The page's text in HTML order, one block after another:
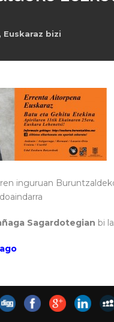
, Euskaraz bizi
inguruan
Sagardotegian bi